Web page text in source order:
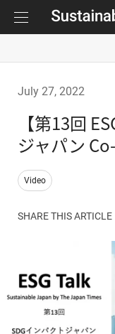
July 27, 2022
【第13回
ジャパン
Video
SHARE THIS ARTICLE